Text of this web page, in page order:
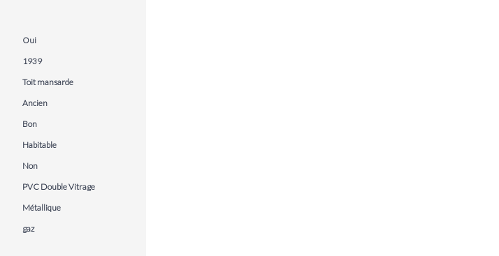
Oui
1939
Toit mansarde
Ancien
Bon
Habitable
Non
PVC Double Vitrage
Métallique
gaz